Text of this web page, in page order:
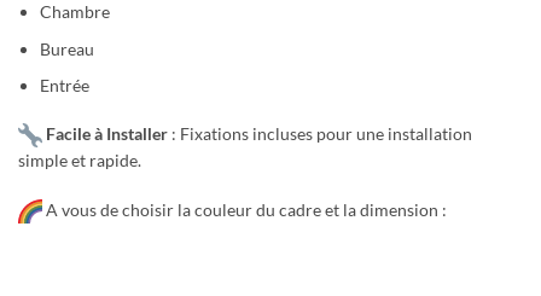
Chambre
Bureau
Entrée
Facile à Installer : Fixations incluses pour une installation
simple et rapide.
A vous de choisir la couleur du cadre et la dimension :